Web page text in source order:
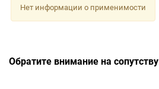
Нет информации о применимости
Обратите внимание на